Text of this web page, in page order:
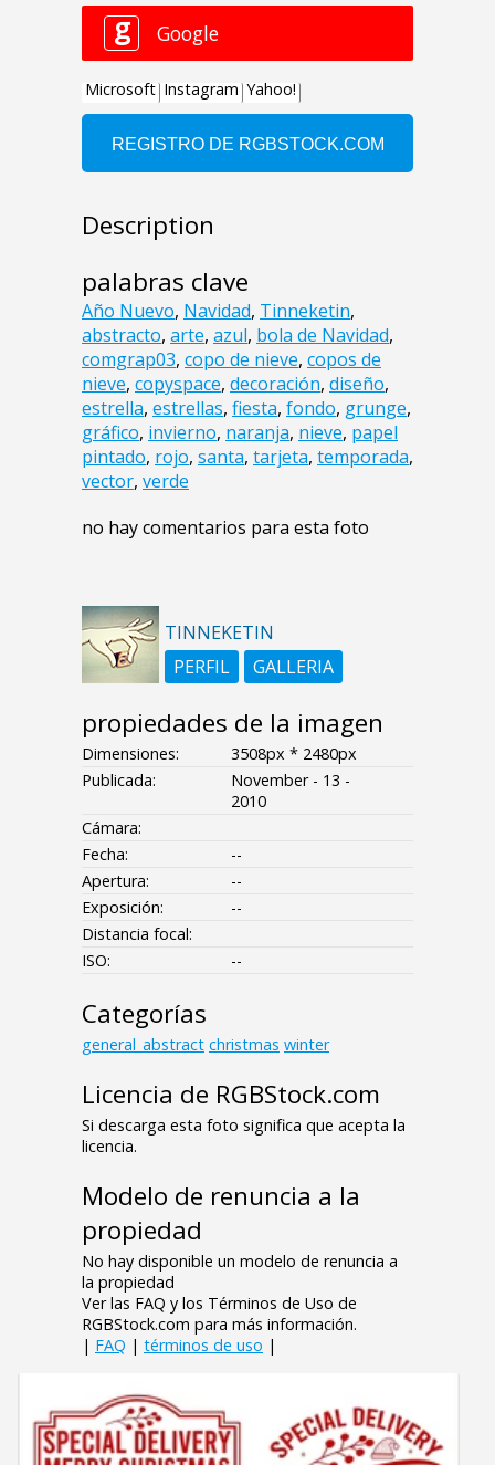
Description
palabras clave
Año Nuevo, Navidad, Tinneketin,
abstracto, arte, azul, bola de Navidad,
comgrap03, copo de nieve, copos de
nieve, copyspace, decoración, diseño,
estrella, estrellas, fiesta, fondo, grunge,
gráfico, invierno, naranja, nieve, papel
pintado, rojo, santa, tarjeta, temporada,
vector, verde
no hay comentarios para esta foto
TINNEKETIN
PERFIL
GALLERIA
propiedades de la imagen
Dimensiones:
3508px * 2480px
Publicada:
November - 13 -
2010
Cámara:
Fecha:
--
Apertura:
--
Exposición:
--
Distancia focal:
ISO:
--
Categorías
general_abstract christmas winter
Licencia de RGBStock.com
Si descarga esta foto significa que acepta la
licencia.
Modelo de renuncia a la
propiedad
No hay disponible un modelo de renuncia a
la propiedad
Ver las FAQ y los Términos de Uso de
RGBStock.com para más información.
| FAQ | términos de uso |